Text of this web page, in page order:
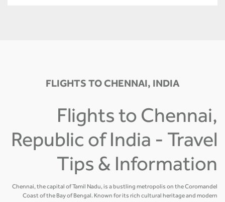
FLIGHTS TO CHENNAI, INDIA
Flights to Chennai,
Republic of India - Travel
Tips & Information
Chennai, the capital of Tamil Nadu, is a bustling metropolis on the Coromandel
Coast of the Bay of Bengal. Known for its rich cultural heritage and modern